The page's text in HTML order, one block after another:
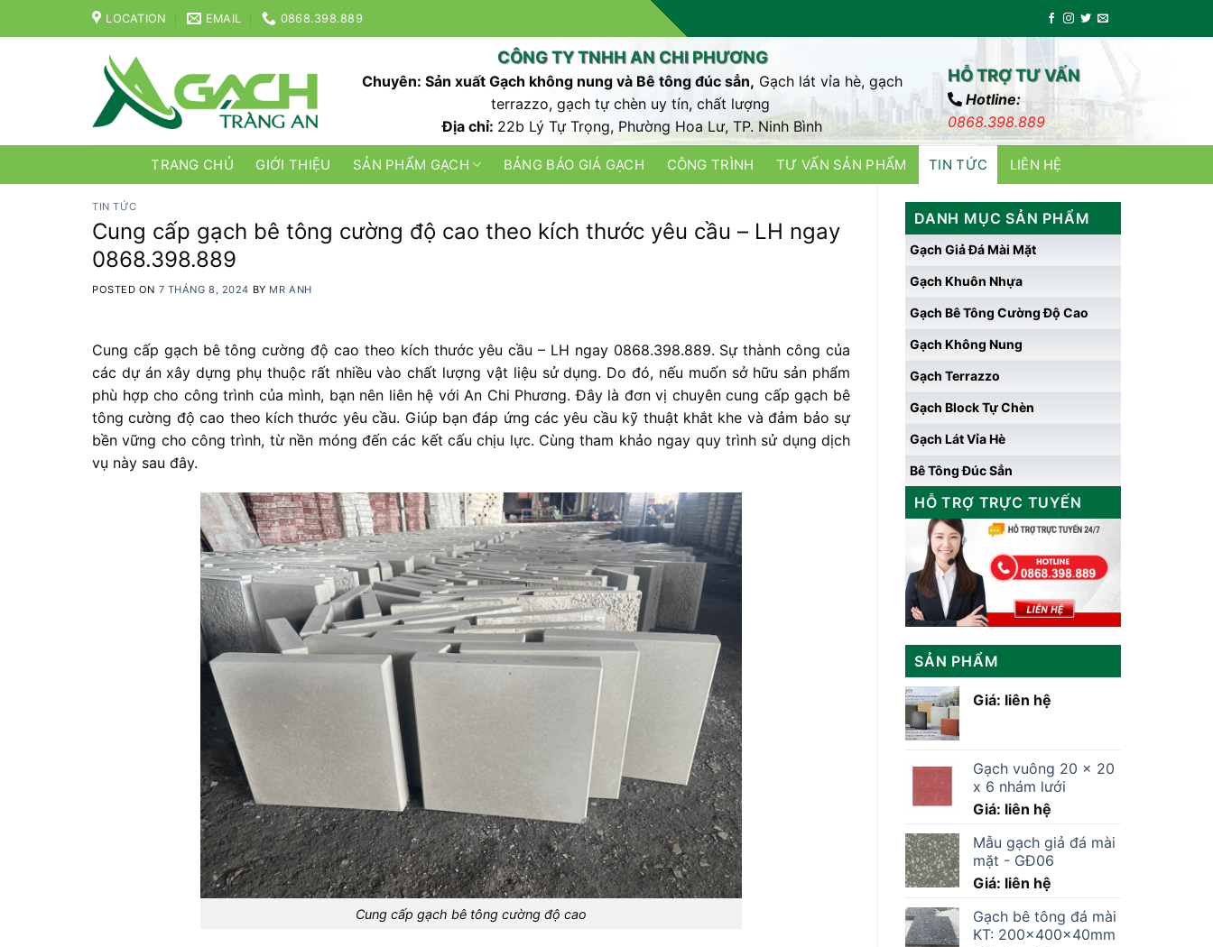
to
LOCATION EMAIL 0868.398.889
CÔNG TY TNHH AN CHI PHƯƠNG
Chuyên: Sản xuất Gạch không nung và Bê tông đúc sẳn, Gạch lát vỉa hè, gạch
terrazzo, gạch tự chèn uy tín, chất lượng
Địa chỉ: 22b Lý Tự Trọng, Phường Hoa Lư, TP. Ninh Bình
HỖ TRỢ TƯ VẤN
Hotline:
0868.398.889
TRANG CHỦ GIỚI THIỆU SẢN PHẨM GẠCH BẢNG BÁO GIÁ GẠCH CÔNG TRÌNH TƯ VẤN SẢN PHẨM TIN TỨC LIÊN HỆ
TIN TỨC
Cung cấp gạch bê tông cường độ cao theo kích thước yêu cầu – LH ngay
0868.398.889
POSTED ON 7 THÁNG 8, 2024 BY MR ANH
Cung cấp gạch bê tông cường độ cao theo kích thước yêu cầu – LH ngay 0868.398.889. Sự thành công của
các dự án xây dựng phụ thuộc rất nhiều vào chất lượng vật liệu sử dụng. Do đó, nếu muốn sở hữu sản phẩm
phù hợp cho công trình của mình, bạn nên liên hệ với An Chi Phương. Đây là đơn vị chuyên cung cấp gạch bê
tông cường độ cao theo kích thước yêu cầu. Giúp bạn đáp ứng các yêu cầu kỹ thuật khắt khe và đảm bảo sự
bền vững cho công trình, từ nền móng đến các kết cấu chịu lực. Cùng tham khảo ngay quy trình sử dụng dịch
vụ này sau đây.
Cung cấp gạch bê tông cường độ cao
DANH MỤC SẢN PHẨM
Gạch Giả Đá Mài Mặt
Gạch Khuôn Nhựa
Gạch Bê Tông Cường Độ Cao
Gạch Không Nung
Gạch Terrazzo
Gạch Block Tự Chèn
Gạch Lát Vỉa Hè
Bê Tông Đúc Sẳn
HỖ TRỢ TRỰC TUYẾN
SẢN PHẨM
Giá: liên hệ
Gạch vuông 20 x 20
x 6 nhám lưới
Giá: liên hệ
Mẫu gạch giả đá mài
mặt - GĐ06
Giá: liên hệ
Gạch bê tông đá mài
KT: 200x400x40mm